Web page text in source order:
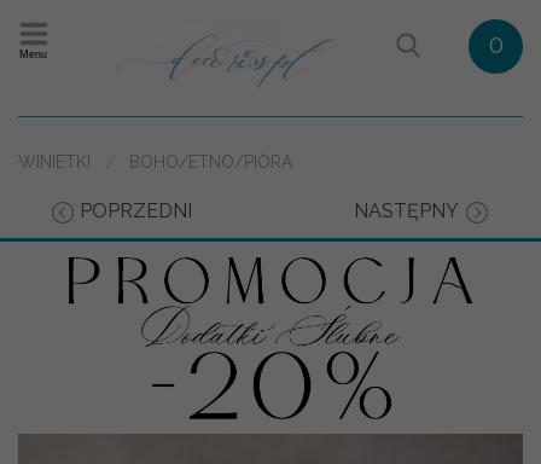
Menu 0
WINIETKI BOHO/ETNO/PIÓRA
POPRZEDNI NASTĘPNY